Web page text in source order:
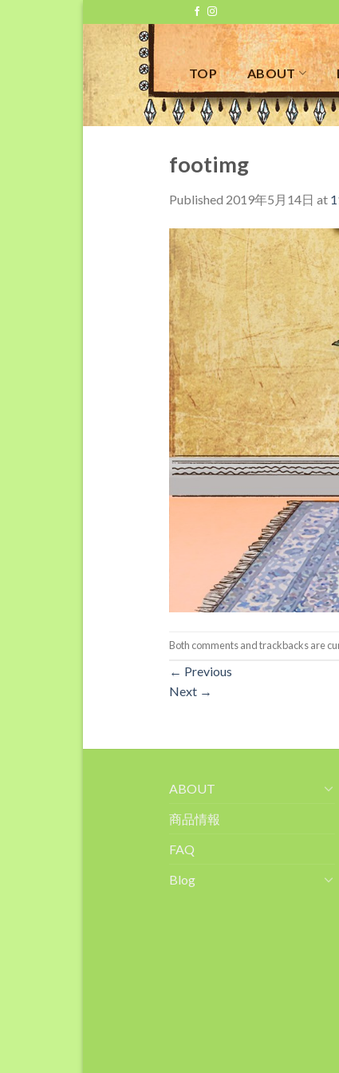
content
TOP ABOUT
footimg
Published 2019年5月14日 at
Both comments and trackbacks are
← Previous
Next →
ABOUT
商品情報
FAQ
Blog